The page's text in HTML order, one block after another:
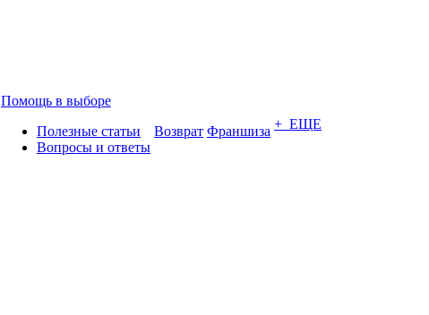
Помощь в выборе
Полезные статьи
Вопросы и ответы
Возврат Франшиза + ЕЩЕ